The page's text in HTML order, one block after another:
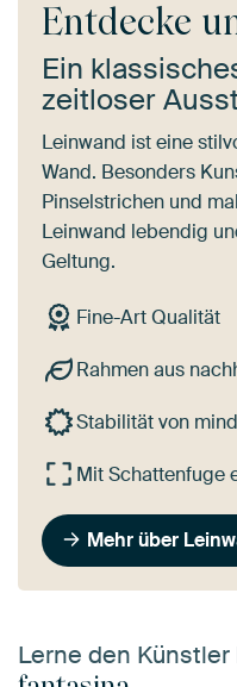
Entdecke
Ein
zeitloser
Leinwand ist eine
Wand. Besonders
Pinselstrichen und
Leinwand lebendig
Geltung.
Fine-Art Qualität
Rahmen aus
Stabilität von
Mit Schattenfuge
Mehr über
Lerne den Künstler